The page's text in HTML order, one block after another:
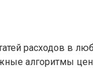
расходов в
алгоритмы